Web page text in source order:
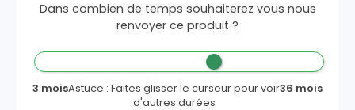
Dans combien de temps souhaiterez vous nous
renvoyer ce produit ?
3 moisAstuce : Faites glisser le curseur pour voir
d'autres durées
36 mois